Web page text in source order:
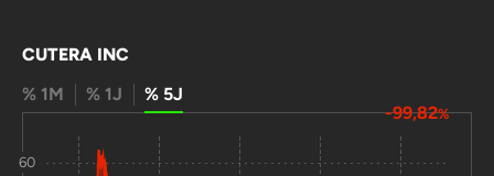
CUTERA INC
% 1M
% 1J
% 5J
-99,82%
60